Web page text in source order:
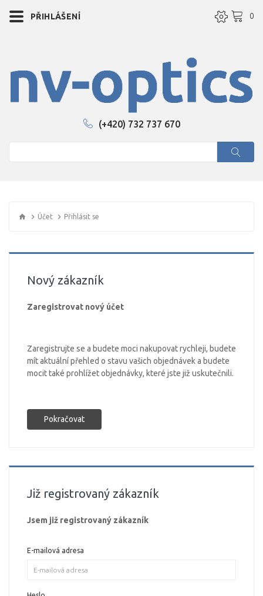
(+420) 732 737 670
0
Účet Přihlásit se
Nový zákazník
Zaregistrovat nový účet
Zaregistrujte se a budete moci nakupovat rychleji, budete
mít aktuální přehled o stavu vašich objednávek a budete
mocit také prohlížet objednávky, které jste již uskutečnili.
Pokračovat
Již registrovaný zákazník
Jsem již registrovaný zákazník
E-mailová adresa
PŘIHLÁŠENÍ